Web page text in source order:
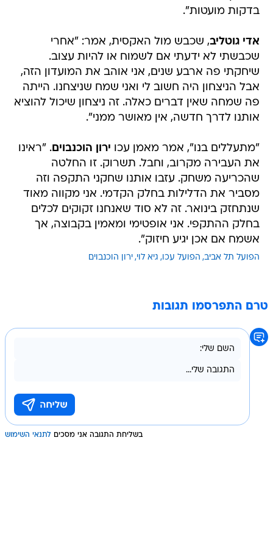
בדקות מועטות".
אדי גוטליב, שכבש מול האקסית, אמר: "אחרי
שכבשתי לא ידעתי אם לשמוח או להיות עצוב.
שיחקתי פה ארבע שנים, אני אוהב את המועדון הזה,
אבל הניצחון היה חשוב לי ואני שמח שניצחנו. הייתה
פה שמחה שאין דברים כאלה. זה ניצחון שיכול להוציא
אותנו לדרך חדשה, אין מאושר ממני".
"מתעללים בנו", אמר מאמן עכו ירון הוכנבוים. "ראינו
את העבירה מקרוב, וחבל. תשרוק. זו החלטה
שהכריעה משחק. עזבו אותנו שחקני התקפה וזה
מסביר את הדלילות בחלק הקדמי. אני מקווה מאוד
שנתחזק בינואר. זה לא סוד שאנחנו זקוקים לכלים
בחלק ההתקפי. אני אופטימי ומאמין בקבוצה, אך
אשמח אם אכן יגיע חיזוק".
הפועל תל אביב הפועל עכו גיא לוי ירון הוכנבוים
טרם התפרסמו תגובות
בשליחת התגובה אני מסכים לתנאי השימוש